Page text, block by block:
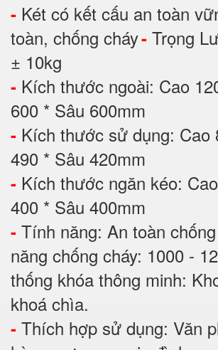
- Két có kết cấu an toàn
toàn, chống cháy- Trọng
± 10kg
- Kích thước ngoài: Cao
600 * Sâu 600mm
- Kích thước sử dụng: Cao
490 * Sâu 420mm
- Kích thước ngăn kéo:
400 * Sâu 400mm
- Tính năng: An toàn
năng chống cháy: 1000 -
thống khóa thông minh:
khoá chìa.
- Thích hợp sử dụng: Văn